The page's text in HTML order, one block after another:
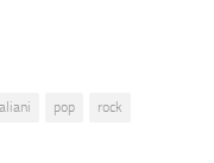
pop rock